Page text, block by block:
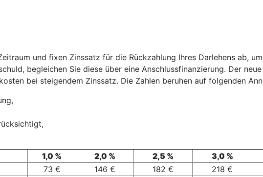
und fixen Zinssatz für die Rückzahlung Ihres Darlehens ab,
begleichen Sie diese über eine Anschlussfinanzierung. Der
bei steigendem Zinssatz. Die Zahlen beruhen auf folgenden
1,0 % 2,0 % 2,5 % 3,0 %
73 € 146 € 182 € 218 €